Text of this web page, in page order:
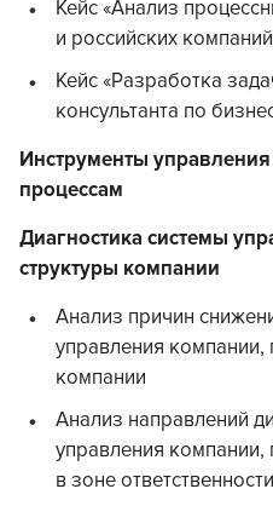
Кейс «Анализ
и российских
Кейс «Разработка
консультанта по
Инструменты управления
процессам
Диагностика системы
структуры компании
Анализ причин
управления компании,
компании
Анализ направлений
управления компании,
в зоне